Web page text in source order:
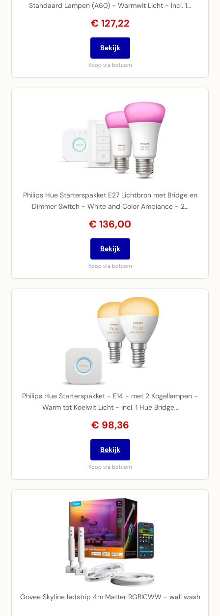
Standaard Lampen (A60) - Warmwit Licht - Incl. 1…
€ 127,22
Bekijk
Koop via bol.com
Philips Hue Starterspakket E27 Lichtbron met Bridge en
Dimmer Switch - White and Color Ambiance - 2…
€ 136,00
Bekijk
Koop via bol.com
Philips Hue Starterspakket - E14 - met 2 Kogellampen -
Warm tot Koelwit Licht - Incl. 1 Hue Bridge…
€ 98,36
Bekijk
Koop via bol.com
Govee Skyline ledstrip 4m Matter RGBICWW - wall wash